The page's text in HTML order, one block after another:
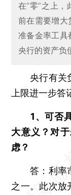
在“零”之上
前在需要增大
准备金率工
央行的资产负
央行有关负
上限进一步答
1、可否
大意义？对
虑？
答：利率市
之一。此次放